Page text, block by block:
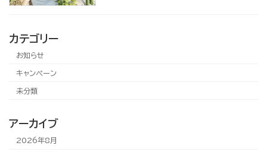
カテゴリー
お知らせ
キャンペーン
未分類
アーカイブ
2026年8月